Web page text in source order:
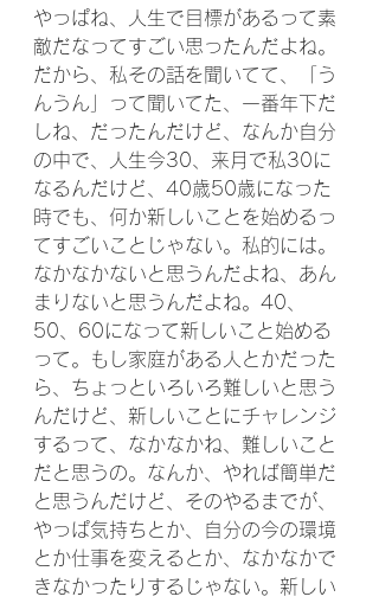
やっぱね、人生で目標があるって素
敵だなってすごい思ったんだよね。
だから、私その話を聞いてて、「う
んうん」って聞いてた、一番年下だ
しね、だったんだけど、なんか自分
の中で、人生今30、来月で私30に
なるんだけど、40歳50歳になった
時でも、何か新しいことを始めるっ
てすごいことじゃない。私的には。
なかなかないと思うんだよね、あん
まりないと思うんだよね。40、
50、60になって新しいこと始める
って。もし家庭がある人とかだった
ら、ちょっといろいろ難しいと思う
んだけど、新しいことにチャレンジ
するって、なかなかね、難しいこと
だと思うの。なんか、やれば簡単だ
と思うんだけど、そのやるまでが、
やっぱ気持ちとか、自分の今の環境
とか仕事を変えるとか、なかなかで
きなかったりするじゃない。新しい